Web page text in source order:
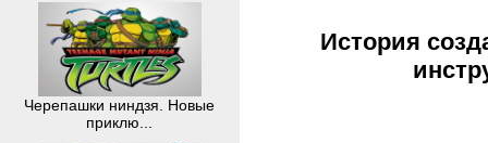
Черепашки ниндзя. Новые
приклю...
История